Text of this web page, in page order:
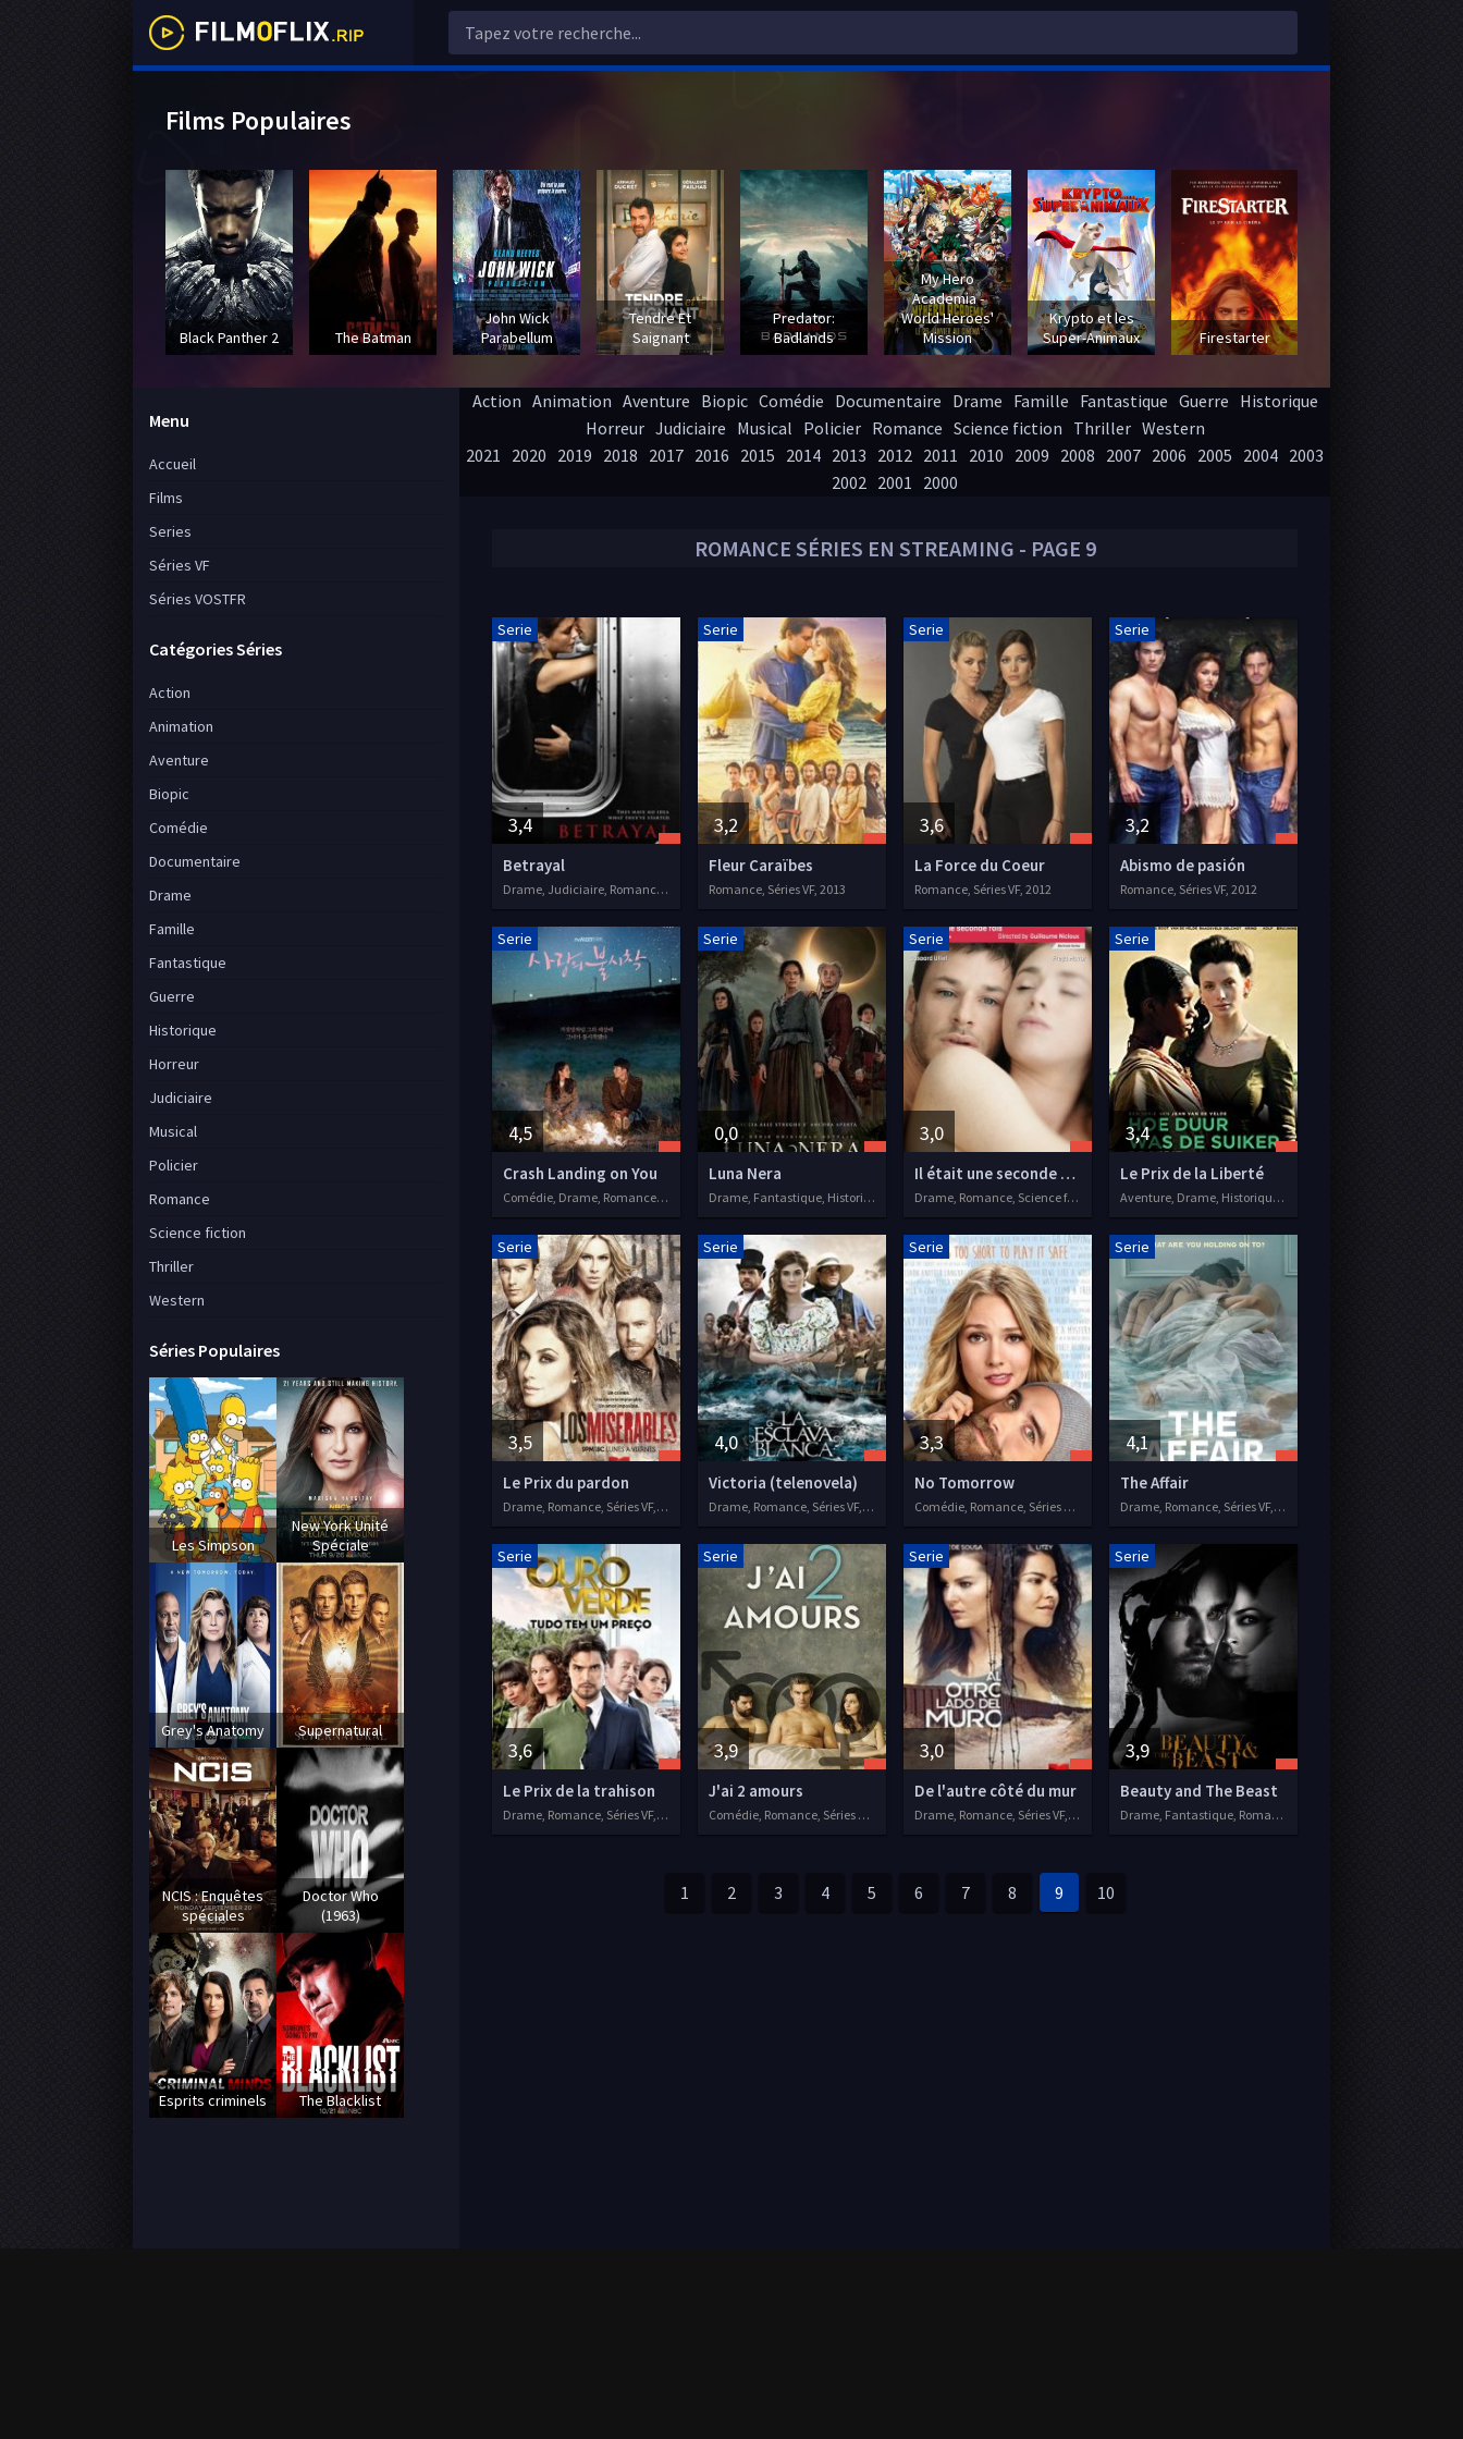
ROMANCE SÉRIES EN STREAMING - PAGE 9
3,4
Serie
Betrayal
Drame, Judiciaire, Romance, 2013
3,2
Serie
Fleur Caraïbes
Romance, Séries VF, 2013
3,6
Serie
La Force du Coeur
Romance, Séries VF, 2012
3,2
Serie
Abismo de pasión
Romance, Séries VF, 2012
4,5
Serie
Crash Landing on You
Comédie, Drame, Romance, Séries VOSTFR, 2019
0,0
Serie
Luna Nera
Drame, Fantastique, Historique, Romance, Séries VOSTFR, 2020
3,0
Serie
Il était une seconde fois
Drame, Romance, Science fiction, Séries VF, 2019
3,4
Serie
Le Prix de la Liberté
Aventure, Drame, Historique, Romance, Séries VF, 2014
3,5
Serie
Le Prix du pardon
Drame, Romance, Séries VF, 2014
4,0
Serie
Victoria (telenovela)
Drame, Romance, Séries VF, 2016
3,3
Serie
No Tomorrow
Comédie, Romance, Séries VF, 2016
4,1
Serie
The Affair
Drame, Romance, Séries VF, 2014
3,6
Serie
Le Prix de la trahison
Drame, Romance, Séries VF, 2017
3,9
Serie
J'ai 2 amours
Comédie, Romance, Séries VF, 2018
3,0
Serie
De l'autre côté du mur
Drame, Romance, Séries VF, 2018
3,9
Serie
Beauty and The Beast
Drame, Fantastique, Romance, Séries VF, 2012
1 2 3 4 5 6 7 8 9 10
Action Animation Aventure Biopic Comédie Documentaire Drame Famille Fantastique Guerre Historique
Horreur Judiciaire Musical Policier Romance Science fiction Thriller Western
2021 2020 2019 2018 2017 2016 2015 2014 2013 2012 2011 2010 2009 2008 2007 2006 2005 2004 2003
2002 2001 2000
Menu
Accueil
Films
Series
Séries VF
Séries VOSTFR
Catégories Séries
Action
Animation
Aventure
Biopic
Comédie
Documentaire
Drame
Famille
Fantastique
Guerre
Historique
Horreur
Judiciaire
Musical
Policier
Romance
Science fiction
Thriller
Western
Séries Populaires
Les Simpson
New York Unité
Spéciale
Grey's Anatomy Supernatural
NCIS : Enquêtes
spéciales
Doctor Who
(1963)
Esprits criminels The Blacklist
Films Populaires
Black Panther 2 The Batman
John Wick
Parabellum
Tendre Et
Saignant
Predator:
Badlands
My Hero
Academia -
World Heroes'
Mission
Krypto et les
Super-Animaux
Firestarter